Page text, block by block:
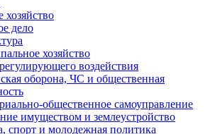
хозяйство
дело
хозяйство
воздействия
оборона, ЧС и общественная
общественное самоуправление
имуществом и землеустройство
спорт и молодежная политика